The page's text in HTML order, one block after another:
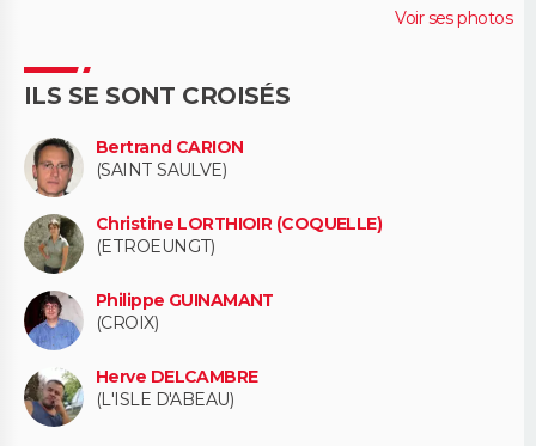
Voir ses photos
ILS SE SONT CROISÉS
Bertrand CARION
(SAINT SAULVE)
Christine LORTHIOIR (COQUELLE)
(ETROEUNGT)
Philippe GUINAMANT
(CROIX)
Herve DELCAMBRE
(L'ISLE D'ABEAU)